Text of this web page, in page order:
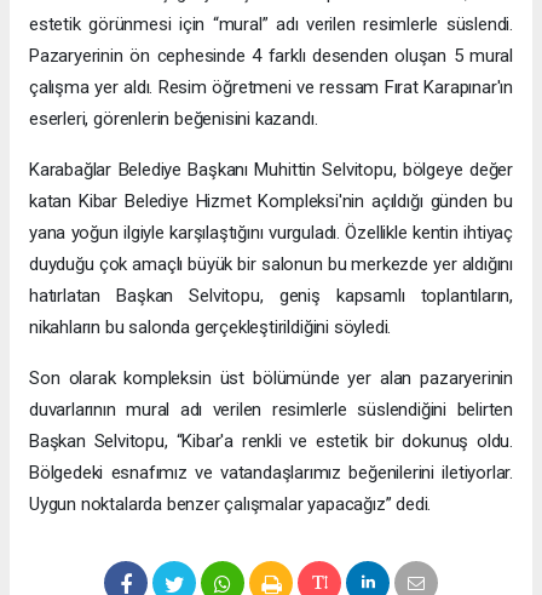
estetik görünmesi için “mural” adı verilen resimlerle süslendi.
Pazaryerinin ön cephesinde 4 farklı desenden oluşan 5 mural
çalışma yer aldı. Resim öğretmeni ve ressam Fırat Karapınar'ın
eserleri, görenlerin beğenisini kazandı.
Karabağlar Belediye Başkanı Muhittin Selvitopu, bölgeye değer
katan Kibar Belediye Hizmet Kompleksi'nin açıldığı günden bu
yana yoğun ilgiyle karşılaştığını vurguladı. Özellikle kentin ihtiyaç
duyduğu çok amaçlı büyük bir salonun bu merkezde yer aldığını
hatırlatan Başkan Selvitopu, geniş kapsamlı toplantıların,
nikahların bu salonda gerçekleştirildiğini söyledi.
Son olarak kompleksin üst bölümünde yer alan pazaryerinin
duvarlarının mural adı verilen resimlerle süslendiğini belirten
Başkan Selvitopu, “Kibar'a renkli ve estetik bir dokunuş oldu.
Bölgedeki esnafımız ve vatandaşlarımız beğenilerini iletiyorlar.
Uygun noktalarda benzer çalışmalar yapacağız” dedi.